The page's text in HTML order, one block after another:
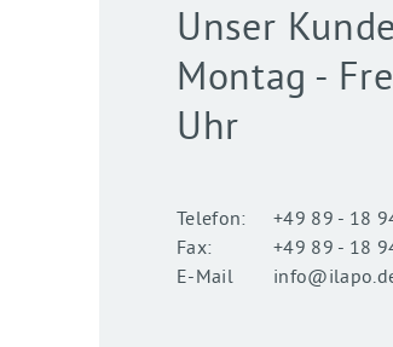
Unser
Montag -
Uhr
Telefon:
+49 89 - 18
Fax:
+49 89 - 18
E-Mail